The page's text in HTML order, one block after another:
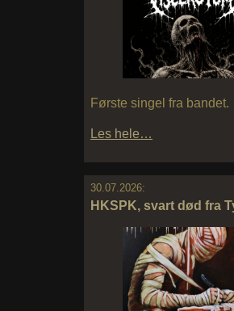
Første singel fra bandet.
Les hele…
30.07.2026:
HKSPK, svart død fra